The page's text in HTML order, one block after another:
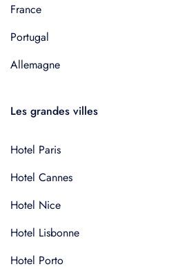
France
Portugal
Allemagne
Les grandes villes
Hotel Paris
Hotel Cannes
Hotel Nice
Hotel Lisbonne
Hotel Porto